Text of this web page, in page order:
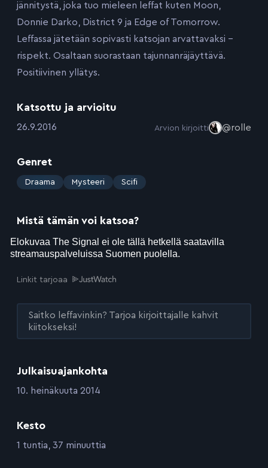
Julkaisuajankohta
:10. heinäkuuta 2014
Kesto
:1 tuntia, 37 minuuttia
jännitystä, joka tuo mieleen leffat kuten Moon,
Donnie Darko, District 9 ja Edge of Tomorrow.
Leffassa jätetään sopivasti katsojan arvattavaksi –
rispekt. Osaltaan suorastaan tajunnanräjäyttävä.
Positiivinen yllätys.
Katsottu ja arvioitu
:26.9.2016 Arvion kirjoitti @rolle
Genret
: Draama Mysteeri Scifi
Mistä tämän voi katsoa?
Linkit tarjoaa
Saitko leffavinkin? Tarjoa kirjoittajalle kahvit
kiitokseksi!